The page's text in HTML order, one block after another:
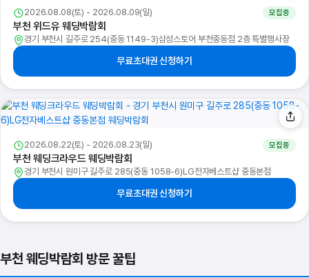
2026.08.08(토) - 2026.08.09(일) 모집중
부천 위드유 웨딩박람회
경기 부천시 길주로 254(중동 1149-3)삼성스토어 부천중동점 2층 특별행사장
무료초대권 신청하기
2026.08.22(토) - 2026.08.23(일) 모집중
부천 웨딩크라우드 웨딩박람회
경기 부천시 원미구 길주로 285(중동 1058-6)LG전자베스트샵 중동본점
무료초대권 신청하기
부천 웨딩박람회 방문 꿀팁